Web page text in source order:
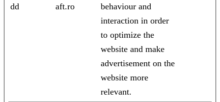
dd aft.ro
behaviour and
interaction in order
to optimize the
website and make
advertisement on the
website more
relevant.